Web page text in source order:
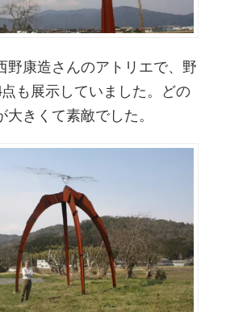
野康造さんのアトリエで、野
も展示していました。どの
きくて素敵でした。